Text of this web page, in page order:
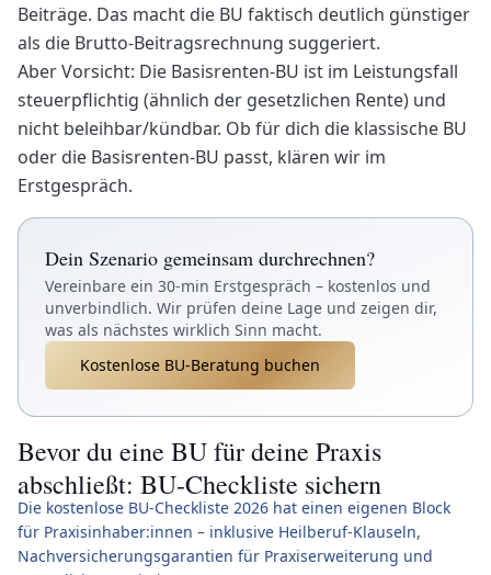
Beiträge. Das macht die BU faktisch deutlich günstiger
als die Brutto-Beitragsrechnung suggeriert.
Aber Vorsicht: Die Basisrenten-BU ist im Leistungsfall
steuerpflichtig (ähnlich der gesetzlichen Rente) und
nicht beleihbar/kündbar. Ob für dich die klassische BU
oder die Basisrenten-BU passt, klären wir im
Erstgespräch.
Dein Szenario gemeinsam durchrechnen?
Vereinbare ein 30-min Erstgespräch – kostenlos und
unverbindlich. Wir prüfen deine Lage und zeigen dir,
was als nächstes wirklich Sinn macht.
Kostenlose BU-Beratung buchen
Bevor du eine BU für deine Praxis
abschließt: BU-Checkliste sichern
Die kostenlose BU-Checkliste 2026 hat einen eigenen Block
für Praxisinhaber:innen – inklusive Heilberuf-Klauseln,
Nachversicherungsgarantien für Praxiserweiterung und